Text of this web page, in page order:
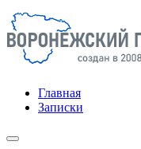
Главная
Записки